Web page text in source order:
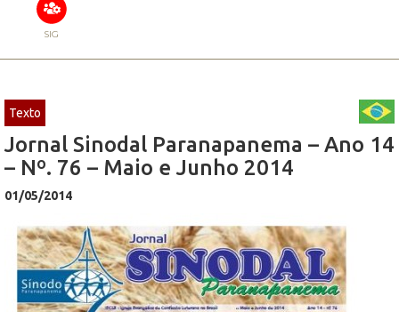
SIG
Texto
Jornal Sinodal Paranapanema – Ano 14
– Nº. 76 – Maio e Junho 2014
01/05/2014